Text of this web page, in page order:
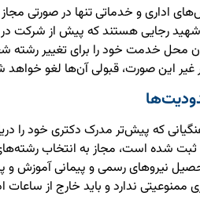
اداری و خدماتی تنها در صورتی
رجایی هستند که پیش از شرکت در
محل خدمت خود را برای تغییر رشته
این صورت، قبولی آن‌ها لغو خواهد
که پیش‌تر مدرک دکتری خود را
ثبت شده است، مجاز به انتخاب
نیروهای رسمی و پیمانی آموزش و
ندارد و باید خارج از ساعات